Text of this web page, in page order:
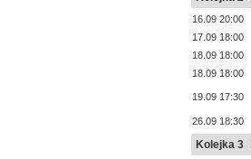
16.09 20:00
17.09 18:00
18.09 18:00
18.09 18:00
19.09 17:30
26.09 18:30
Kolejka 3